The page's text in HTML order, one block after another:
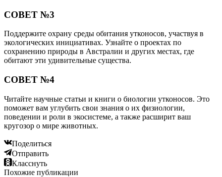
СОВЕТ №3
Поддержите охрану среды обитания утконосов, участвуя в
экологических инициативах. Узнайте о проектах по
сохранению природы в Австралии и других местах, где
обитают эти удивительные существа.
СОВЕТ №4
Читайте научные статьи и книги о биологии утконосов. Это
поможет вам углубить свои знания о их физиологии,
поведении и роли в экосистеме, а также расширит ваш
кругозор о мире животных.
Поделиться
Отправить
Класснуть
Похожие публикации